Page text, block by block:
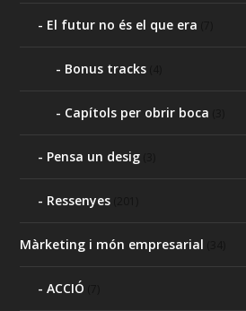
El futur no és el que era
Bonus tracks
Capítols per obrir boca
Pensa un desig
Ressenyes
Màrketing i món empresarial
ACCIÓ